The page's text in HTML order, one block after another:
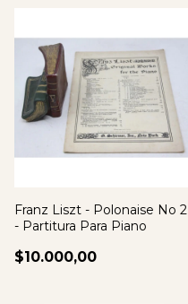
Franz Liszt - Polonaise No 2
- Partitura Para Piano
$10.000,00